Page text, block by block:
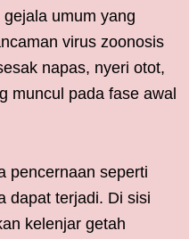
umum yang
virus zoonosis
napas, nyeri otot,
muncul pada fase awal
pencernaan seperti
dapat terjadi. Di sisi
kelenjar getah